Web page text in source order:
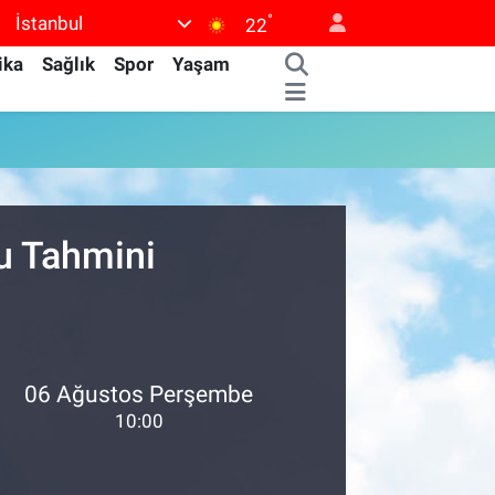
İstanbul 22°
Sağlık Spor
Yaşam
Tahmini
06 Ağustos Perşembe
10:00